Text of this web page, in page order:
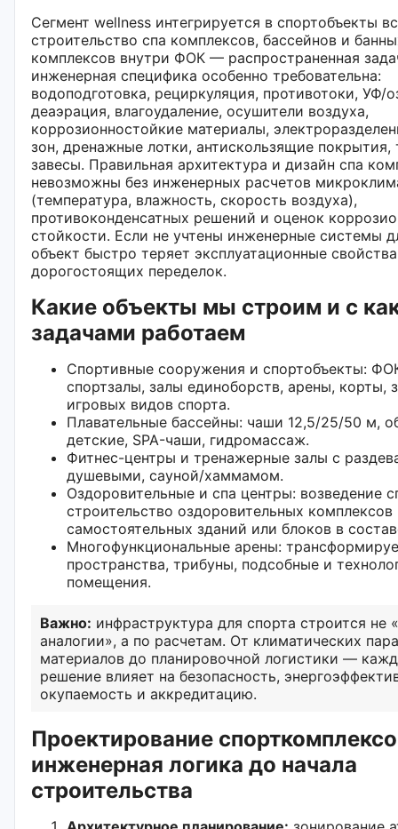
Сегмент wellness интегрируется в спортобъекты
строительство спа комплексов, бассейнов и
комплексов внутри ФОК — распространенная
инженерная специфика особенно требовательна:
водоподготовка, рециркуляция, противотоки, УФ/
деаэрация, влагоудаление, осушители воздуха,
коррозионностойкие материалы,
зон, дренажные лотки, антискользящие покрытия,
завесы. Правильная архитектура и дизайн спа
невозможны без инженерных расчетов
(температура, влажность, скорость воздуха),
противоконденсатных решений и оценок
стойкости. Если не учтены инженерные системы
объект быстро теряет эксплуатационные
дорогостоящих переделок.
Какие объекты мы строим и с
задачами работаем
Спортивные сооружения и спортобъекты:
спортзалы, залы единоборств, арены, корты,
игровых видов спорта.
Плавательные бассейны: чаши 12,5/25/50 м,
детские, SPA-чаши, гидромассаж.
Фитнес-центры и тренажерные залы с
душевыми, сауной/хаммамом.
Оздоровительные и спа центры: возведение
строительство оздоровительных комплексов
самостоятельных зданий или блоков в
Многофункциональные арены:
пространства, трибуны, подсобные и
помещения.
Важно: инфраструктура для спорта строится не
аналогии», а по расчетам. От климатических
материалов до планировочной логистики —
решение влияет на безопасность,
окупаемость и аккредитацию.
Проектирование
инженерная логика до начала
строительства